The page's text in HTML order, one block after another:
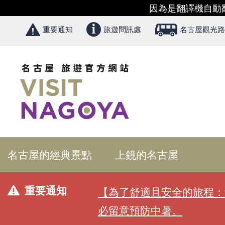
因為是翻譯機自動
重要通知 旅遊問訊處 名古屋觀光
名古屋的經典景點 上鏡的名古屋
重要通知
【為了舒適且安全的旅程
必留意預防中暑。